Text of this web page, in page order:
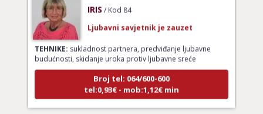
TEHNIKE:sukladnost partnera, predviđanje ljubavne
budućnosti, skidanje uroka protiv ljubavne sreće
Broj tel: 064/600-600
tel:0,93€ - mob:1,12€ min